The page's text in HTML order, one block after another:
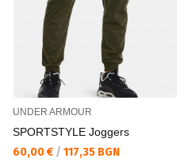
UNDER ARMOUR
SPORTSTYLE Joggers
Текуща цена:
60,00 € / 117,35 BGN